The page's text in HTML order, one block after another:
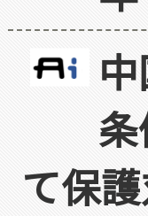
て保